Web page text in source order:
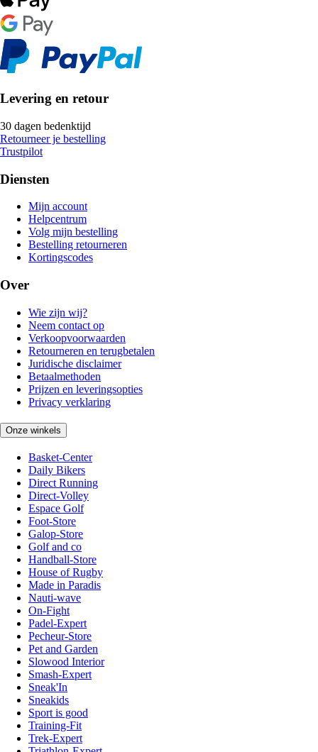
Levering en retour
30 dagen bedenktijd
Retourneer je bestelling
Trustpilot
Diensten
Mijn account
Helpcentrum
Volg mijn bestelling
Bestelling retourneren
Kortingscodes
Over
Wie zijn wij?
Neem contact op
Verkoopvoorwaarden
Retourneren en terugbetalen
Juridische disclaimer
Betaalmethoden
Prijzen en leveringsopties
Privacy verklaring
Onze winkels
Basket-Center
Daily Bikers
Direct Running
Direct-Volley
Espace Golf
Foot-Store
Galop-Store
Golf and co
Handball-Store
House of Rugby
Made in Paradis
Nauti-wave
On-Fight
Padel-Expert
Pecheur-Store
Pet and Garden
Slowood Interior
Smash-Expert
Sneak'In
Sneakids
Sport is good
Training-Fit
Trek-Expert